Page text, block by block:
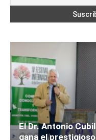
El Dr. Antonio
gana el